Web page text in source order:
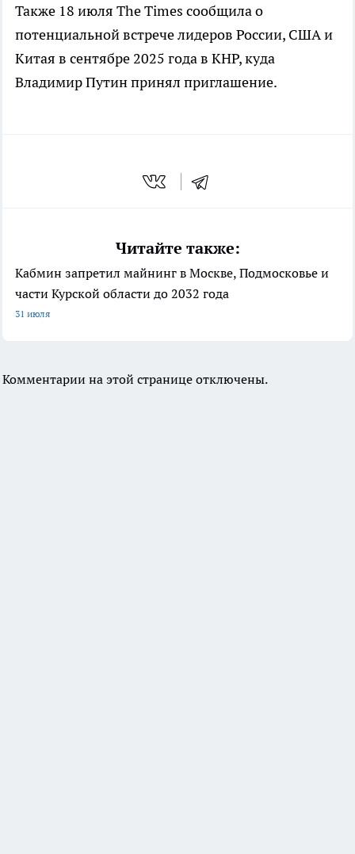
Также 18 июля The Times сообщила о
потенциальной встрече лидеров России, США и
Китая в сентябре 2025 года в КНР, куда
Владимир Путин принял приглашение.
Читайте также:
Кабмин запретил майнинг в Москве, Подмосковье и
части Курской области до 2032 года
31 июля
Комментарии на этой странице отключены.